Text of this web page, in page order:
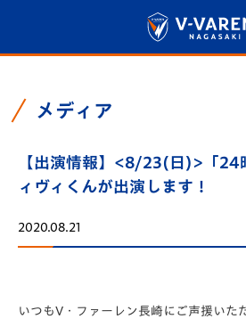
メディア
【出演情報】<8/23(日)>「24
ィヴィくんが出演します！
2020.08.21
いつもV・ファーレン長崎にご声援いた